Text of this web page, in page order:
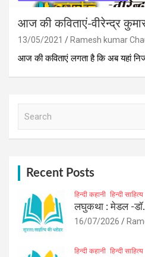
आज की कविताएं-वीरेन्द्र
13/05/2021
Ramesh kumar
आज की कविताएं लगता है कि अब यहां
Recent Posts
हिन्दी कहानी हिन्दी साहित्य
लघुकथा : मेडल -डॉ.
16/07/2026
हिन्दी कहानी हिन्दी साहित्य